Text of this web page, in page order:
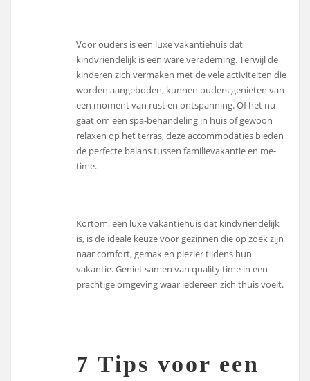
Voor ouders is een luxe vakantiehuis dat
kindvriendelijk is een ware verademing. Terwijl de
kinderen zich vermaken met de vele activiteiten die
worden aangeboden, kunnen ouders genieten van
een moment van rust en ontspanning. Of het nu
gaat om een spa-behandeling in huis of gewoon
relaxen op het terras, deze accommodaties bieden
de perfecte balans tussen familievakantie en me-
time.
Kortom, een luxe vakantiehuis dat kindvriendelijk
is, is de ideale keuze voor gezinnen die op zoek zijn
naar comfort, gemak en plezier tijdens hun
vakantie. Geniet samen van quality time in een
prachtige omgeving waar iedereen zich thuis voelt.
7 Tips voor een